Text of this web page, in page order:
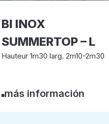
BI INOX
SUMMERTOP – L
Hauteur 1m30 larg. 2m10-2m30
más información